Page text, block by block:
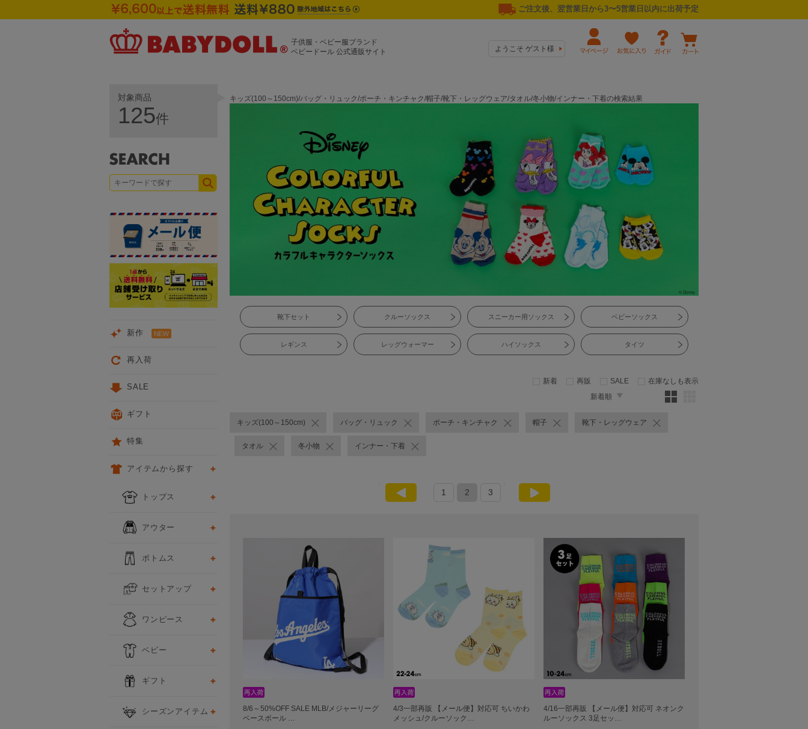
ご注文後、翌営業日から3〜5営業日以内に出荷予定
子供服・ベビー服ブランド
ベビードール 公式通販サイト
ようこそ ゲスト様
キッズ(100～150cm)/バッグ・リュック/ポーチ・キンチャク/帽子/靴下・レッグウェア/タオル/冬小物/インナー・下着の検索結果
靴下セット クルーソックス スニーカー用ソックス ベビーソックス
レギンス レッグウォーマー ハイソックス タイツ
新着 再販 SALE
在庫なしも表示
新着順
キッズ(100～150cm) バッグ・リュック ポーチ・キンチャク 帽子 靴下・レッグウェア
タオル 冬小物 インナー・下着
1 2 3
8/6～50%OFF SALE MLB/メジャーリーグ
ベースボール …
4/3一部再販 【メール便】対応可 ちいかわ
メッシュ/クルーソック…
4/16一部再販 【メール便】対応可 ネオンク
ルーソックス 3足セッ…
対象商品
125件
新作
再入荷
SALE
ギフト
特集
アイテムから探す
トップス
アウター
ボトムス
セットアップ
ワンピース
ベビー
ギフト
シーズンアイテム